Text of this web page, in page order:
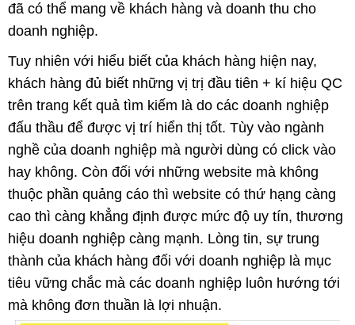
đã có thể mang về khách hàng và doanh thu cho
doanh nghiệp.
Tuy nhiên với hiểu biết của khách hàng hiện nay,
khách hàng đủ biết những vị trị đầu tiên + kí hiệu QC
trên trang kết quả tìm kiếm là do các doanh nghiệp
đấu thầu để được vị trí hiển thị tốt. Tùy vào ngành
nghề của doanh nghiệp mà người dùng có click vào
hay không. Còn đối với những website mà không
thuộc phần quảng cáo thì website có thứ hạng càng
cao thì càng khẳng định được mức độ uy tín, thương
hiệu doanh nghiệp càng mạnh. Lòng tin, sự trung
thành của khách hàng đối với doanh nghiệp là mục
tiêu vững chắc mà các doanh nghiệp luôn hướng tới
mà không đơn thuần là lợi nhuận.